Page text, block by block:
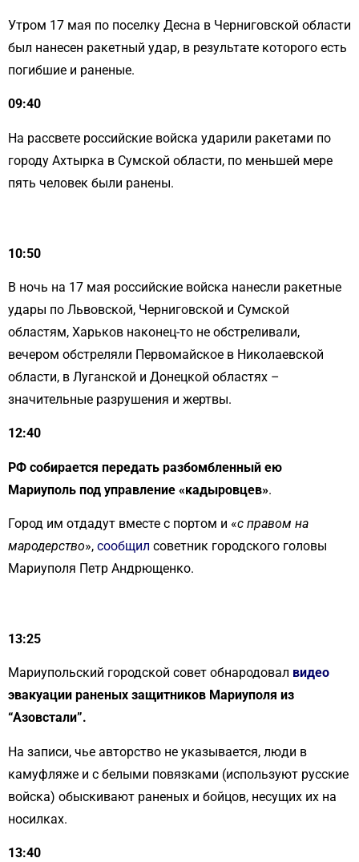
Утром 17 мая по поселку Десна в Черниговской области
был нанесен ракетный удар, в результате которого есть
погибшие и раненые.
09:40
На рассвете российские войска ударили ракетами по
городу Ахтырка в Сумской области, по меньшей мере
пять человек были ранены.
10:50
В ночь на 17 мая российские войска нанесли ракетные
удары по Львовской, Черниговской и Сумской
областям, Харьков наконец-то не обстреливали,
вечером обстреляли Первомайское в Николаевской
области, в Луганской и Донецкой областях –
значительные разрушения и жертвы.
12:40
РФ собирается передать разбомбленный ею
Мариуполь под управление «кадыровцев».
Город им отдадут вместе с портом и «с правом на
мародерство», сообщил советник городского головы
Мариуполя Петр Андрющенко.
13:25
Мариупольский городской совет обнародовал видео
эвакуации раненых защитников Мариуполя из
“Азовстали”.
На записи, чье авторство не указывается, люди в
камуфляже и с белыми повязками (используют русские
войска) обыскивают раненых и бойцов, несущих их на
носилках.
13:40